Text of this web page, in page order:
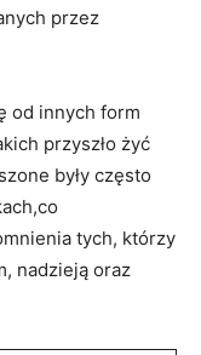
przez
od innych form
przyszło żyć
były często
tych, którzy
nadzieją oraz